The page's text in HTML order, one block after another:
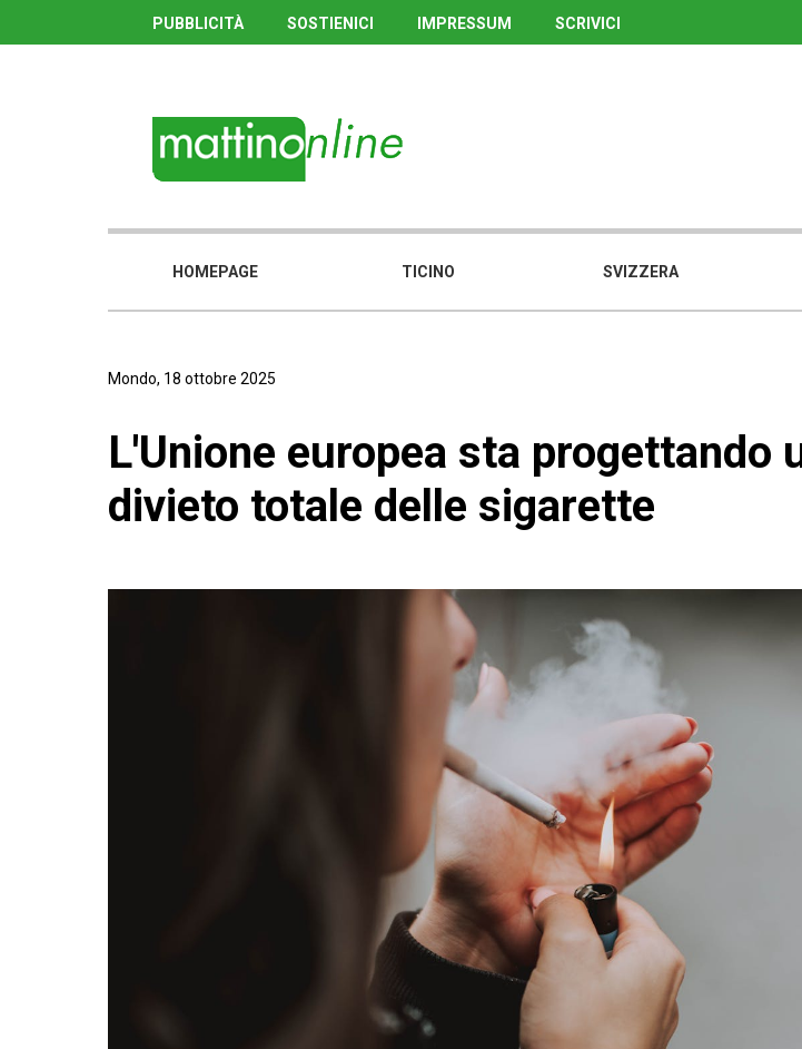
PUBBLICITÀ SOSTIENICI IMPRESSUM SCRIVICI
HOMEPAGE TICINO SVIZZERA
Mondo, 18 ottobre 2025
L'Unione europea sta progettando
divieto totale delle sigarette